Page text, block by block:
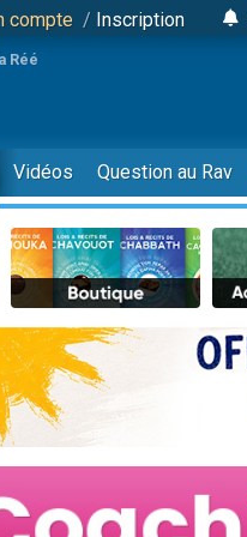
compte / Inscription
Réé
Vidéos Question au Rav